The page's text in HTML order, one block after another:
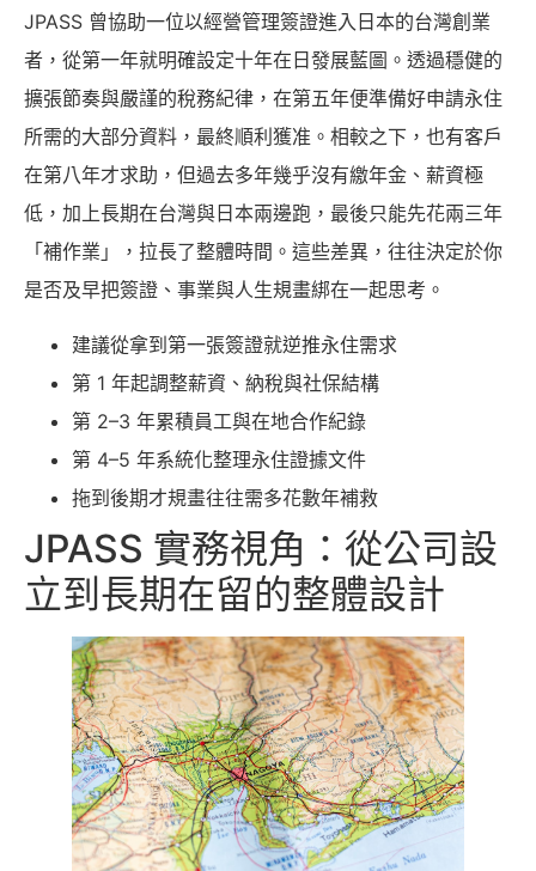
JPASS 曾協助一位以經營管理簽證進入日本的台灣創業
者，從第一年就明確設定十年在日發展藍圖。透過穩健的
擴張節奏與嚴謹的稅務紀律，在第五年便準備好申請永住
所需的大部分資料，最終順利獲准。相較之下，也有客戶
在第八年才求助，但過去多年幾乎沒有繳年金、薪資極
低，加上長期在台灣與日本兩邊跑，最後只能先花兩三年
「補作業」，拉長了整體時間。這些差異，往往決定於你
是否及早把簽證、事業與人生規畫綁在一起思考。
建議從拿到第一張簽證就逆推永住需求
第 1 年起調整薪資、納稅與社保結構
第 2–3 年累積員工與在地合作紀錄
第 4–5 年系統化整理永住證據文件
拖到後期才規畫往往需多花數年補救
JPASS 實務視角：從公司設
立到長期在留的整體設計